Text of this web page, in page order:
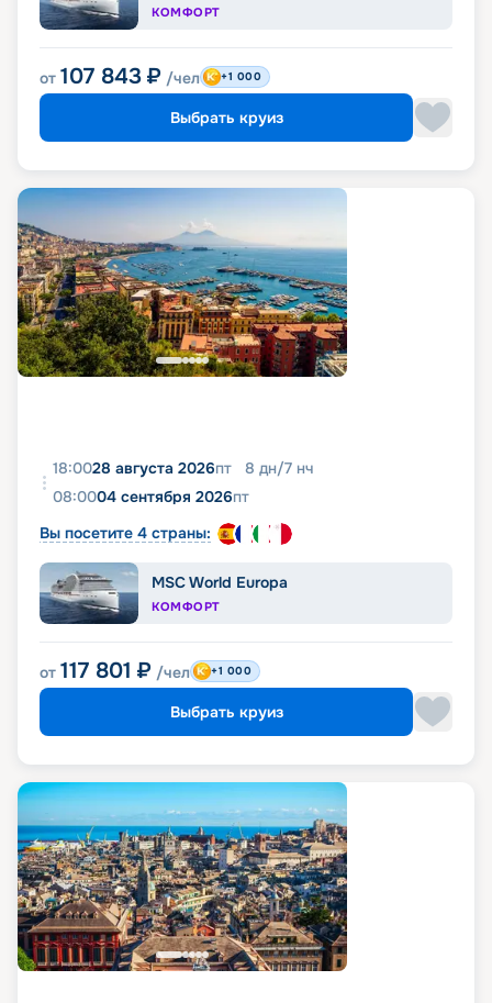
КОМФОРТ
от 107 843 ₽ /чел +1 000
Выбрать круиз
18:0028 августа 2026пт 8 дн/7 нч
08:0004 сентября 2026пт
Вы посетите 4 страны:
MSC World Europa
КОМФОРТ
от 117 801 ₽ /чел +1 000
Выбрать круиз